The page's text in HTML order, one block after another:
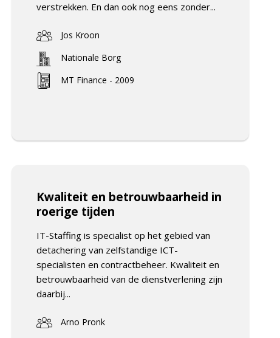
verstrekken. En dan ook nog eens zonder...
Jos Kroon
Nationale Borg
MT Finance - 2009
Kwaliteit en betrouwbaarheid in
roerige tijden
IT-Staffing is specialist op het gebied van
detachering van zelfstandige ICT-
specialisten en contractbeheer. Kwaliteit en
betrouwbaarheid van de dienstverlening zijn
daarbij...
Arno Pronk